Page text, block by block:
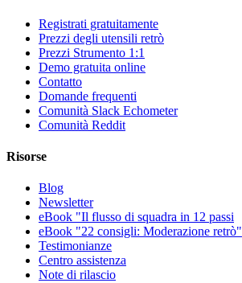
Registrati gratuitamente
Prezzi degli utensili retrò
Prezzi Strumento 1:1
Demo gratuita online
Contatto
Domande frequenti
Comunità Slack Echometer
Comunità Reddit
Risorse
Blog
Newsletter
eBook "Il flusso di squadra in 12 passi
eBook "22 consigli: Moderazione retrò"
Testimonianze
Centro assistenza
Note di rilascio